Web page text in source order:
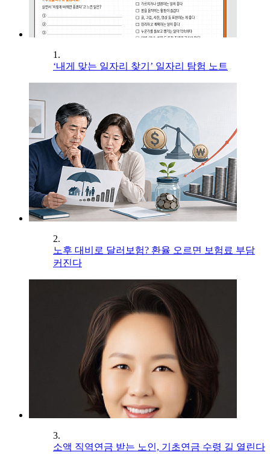
1.
‘내게 맞는 일자리 찾기’ 일자리 탐험 노트
2.
노후 대비로 달러보험? 환율 오르면 보험료 부담
커진다
3.
소액 직역연금 받는 노인, 기초연금 수령 길 열린다